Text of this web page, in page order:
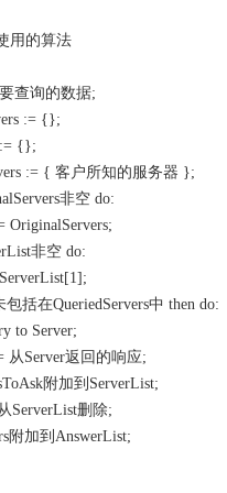
用的算法
查询的数据;
:= {};
{};
:= { 客户所知的服务器 };
非空 do:
OriginalServers;
非空 do:
括在QueriedServers中 then do:
to Server;
Server返回的响应;
附加到ServerList;
ServerList删除;
附加到AnswerList;